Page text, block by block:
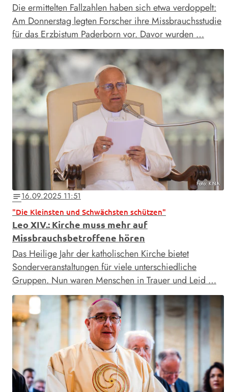
Die ermittelten Fallzahlen haben sich etwa verdoppelt:
Am Donnerstag legten Forscher ihre Missbrauchsstudie
für das Erzbistum Paderborn vor. Davor wurden …
Foto: KNA
notes16.09.2025 11:51
"Die Kleinsten und Schwächsten schützen"
Leo XIV.: Kirche muss mehr auf
Missbrauchsbetroffene hören
Das Heilige Jahr der katholischen Kirche bietet
Sonderveranstaltungen für viele unterschiedliche
Gruppen. Nun waren Menschen in Trauer und Leid …